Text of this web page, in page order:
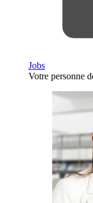
Jobs
Votre personne